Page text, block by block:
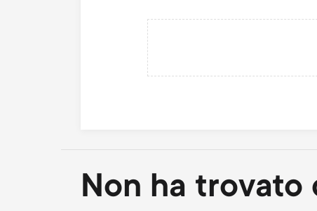
Non ha trovato